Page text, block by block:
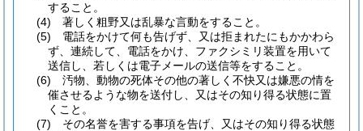
すること。
(4)
著しく粗野又は乱暴な言動をすること。
(5)
電話をかけて何も告げず、又は拒まれたにもかかわら
ず、連続して、電話をかけ、ファクシミリ装置を用いて
送信し、若しくは電子メールの送信等をすること。
(6)
汚物、動物の死体その他の著しく不快又は嫌悪の情を
催させるような物を送付し、又はその知り得る状態に置
くこと。
(7)
その名誉を害する事項を告げ、又はその知り得る状態